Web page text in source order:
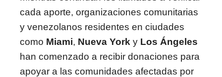
cada aporte, organizaciones comunitarias
y venezolanos residentes en ciudades
como Miami, Nueva York y Los Ángeles
han comenzado a recibir donaciones para
apoyar a las comunidades afectadas por